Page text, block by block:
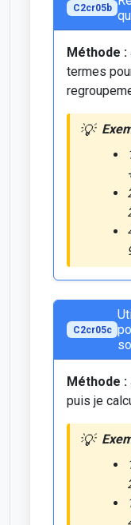
C2cr05b
Méthode :
termes
C2cr05c
Méthode :
puis je